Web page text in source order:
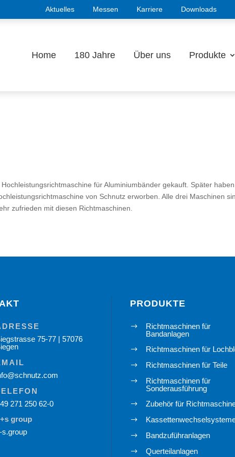
Aktuelles Messen Karriere Downloads
Home 180 Jahre Über uns Produkte
für Aluminiumbänder gekauft. Später
von Schnutz erworben. Alle drei Maschinen
zufrieden mit diesen Richtmaschinen.
75-77 | 57076
271 250 62-0
group
s.group
PRODUKTE
$
Richtmaschinen für
Bandanlagen
$ Richtmaschinen für
$ Richtmaschinen für Teile
$
Richtmaschinen für
Sonderausführung
$ Zubehör für
$
$ Bandzuführanlagen
$ Querteilanlagen